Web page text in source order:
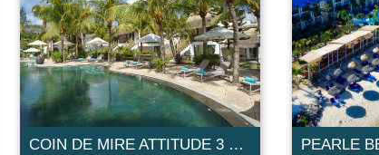
COIN DE MIRE ATTITUDE 3 ESTRELLAS